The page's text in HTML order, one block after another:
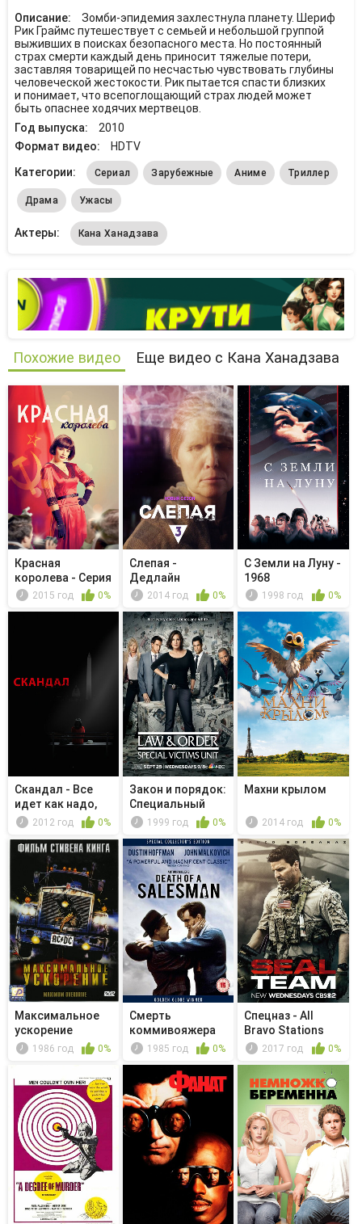
Описание:
Зомби-эпидемия захлестнула планету. Шериф
Рик Граймс путешествует с семьей и небольшой группой
выживших в поисках безопасного места. Но постоянный
страх смерти каждый день приносит тяжелые потери,
заставляя товарищей по несчастью чувствовать глубины
человеческой жестокости. Рик пытается спасти близких
и понимает, что всепоглощающий страх людей может
быть опаснее ходячих мертвецов.
Год выпуска:
2010
Формат видео:
HDTV
Категории:
Сериал Зарубежные Аниме Триллер
Драма Ужасы
Актеры: Кана Ханадзава
Похожие видео Еще видео с Кана Ханадзава
Красная
королева - Серия
12 2015 год 0%
Слепая -
Дедлайн
2014 год 0%
С Земли на Луну -
1968
1998 год 0%
Скандал - Все
идет как надо,
Мелли2012 год 0%
Закон и порядок:
Специальный
корпус -...
1999 год 0%
Махни крылом
2014 год 0%
Максимальное
ускорение
1986 год 0%
Смерть
коммивояжера
1985 год 0%
Спецназ - All
Bravo Stations
2017 год 0%